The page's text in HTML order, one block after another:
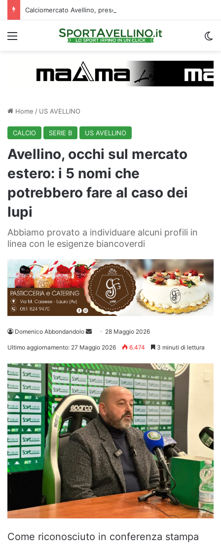
Menu
Home / US AVELLINO
CALCIO SERIE B US AVELLINO
Avellino, occhi sul mercato
estero: i 5 nomi che
potrebbero fare al caso dei
lupi
Abbiamo provato a individuare alcuni profili in
linea con le esigenze biancoverdi
Domenico Abbondandolo
Invia 28 Maggio 2026
Ultimo aggiornamento: 27 Maggio 2026 6.474 3 minuti di lettura
Come riconosciuto in conferenza stampa